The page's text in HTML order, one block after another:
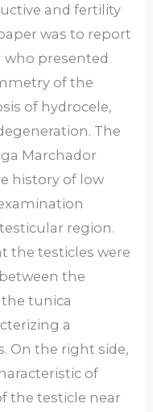
and fertility
was to report
who presented
of the
of hydrocele,
The
Marchador
history of low
region.
the testicles were
the
tunica
a
On the right side,
of
the testicle near